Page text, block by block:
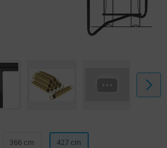
mit einer schwarzmatten
mit extra langer Schürze;
366 cm 427 cm